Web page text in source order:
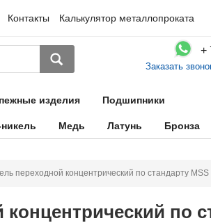
Контакты Калькулятор металлопроката
+
Заказать
изделия Подшипники
Медь Латунь Бронза
переходной концентрический по стандарту
по